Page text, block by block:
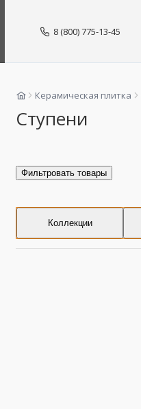
8 (800) 775-13-45
Керамическая плитка
Ступени
Фильтровать товары
Коллекции